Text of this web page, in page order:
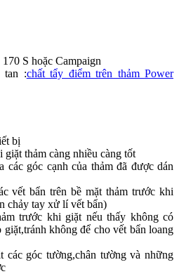
S hoặc Campaign
tan :chất tẩy điểm trên thảm Power
bị
thảm càng nhiều càng tốt
góc cạnh của thảm đã được dán
vết bẩn trên bề mặt thảm trước khi
chảy tay xử lí vết bẩn)
trước khi giặt nếu thấy không có
không để cho vết bẩn loang
góc tường,chân tường và những